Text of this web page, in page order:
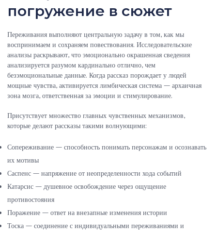
погружение в сюжет
Переживания выполняют центральную задачу в том, как мы
воспринимаем и сохраняем повествования. Исследовательские
анализы раскрывают, что эмоционально окрашенная сведения
анализируется разумом кардинально отлично, чем
безэмоциональные данные. Когда рассказ порождает у людей
мощные чувства, активируется лимбическая система — архаичная
зона мозга, ответственная за эмоции и стимулирование.
Присутствует множество главных чувственных механизмов,
которые делают рассказы такими волнующими:
Сопереживание — способность понимать персонажам и осознавать
их мотивы
Саспенс — напряжение от неопределенности хода событий
Катарсис — душевное освобождение через ощущение
противостояния
Поражение — ответ на внезапные изменения истории
Тоска — соединение с индивидуальными переживаниями и